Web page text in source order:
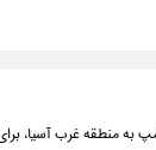
منطقه غرب آسیا، برای